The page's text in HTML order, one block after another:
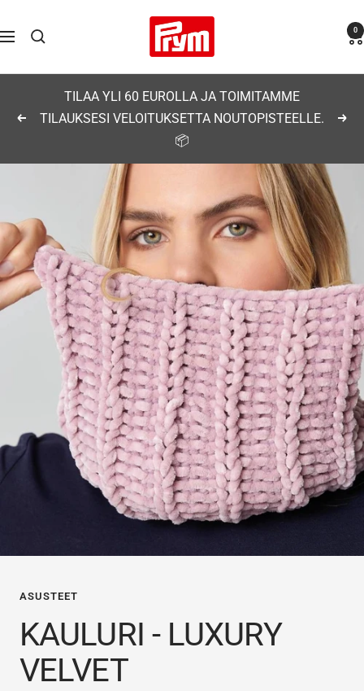
sisältöön
Navigaatio
Prym 0
Edellinen
TILAA YLI 60 EUROLLA JA TOIMITAMME
TILAUKSESI VELOITUKSETTA NOUTOPISTEELLE.
📦
ASUSTEET
KAULURI - LUXURY
VELVET